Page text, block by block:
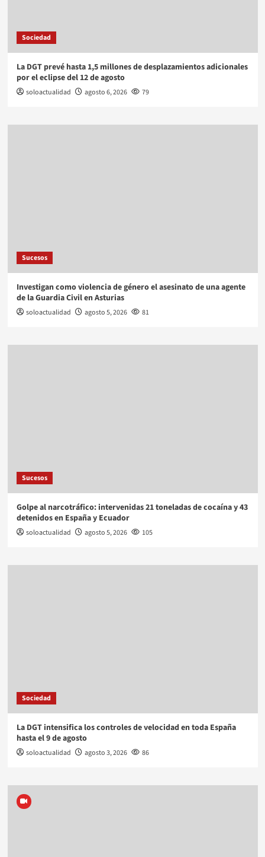
Sociedad
La DGT prevé hasta 1,5 millones de desplazamientos adicionales
por el eclipse del 12 de agosto
soloactualidad agosto 6, 2026 79
Sucesos
Investigan como violencia de género el asesinato de una agente
de la Guardia Civil en Asturias
soloactualidad agosto 5, 2026 81
Sucesos
Golpe al narcotráfico: intervenidas 21 toneladas de cocaína y 43
detenidos en España y Ecuador
soloactualidad agosto 5, 2026 105
Sociedad
La DGT intensifica los controles de velocidad en toda España
hasta el 9 de agosto
soloactualidad agosto 3, 2026 86